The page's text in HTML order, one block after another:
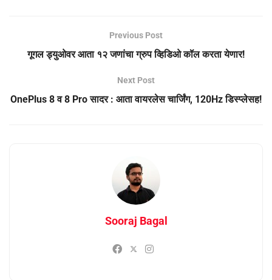
Previous Post
गूगल ड्युओवर आता १२ जणांचा ग्रुप व्हिडिओ कॉल करता येणार!
Next Post
OnePlus 8 व 8 Pro सादर : आता वायरलेस चार्जिंग, 120Hz डिस्प्लेसह!
Sooraj Bagal